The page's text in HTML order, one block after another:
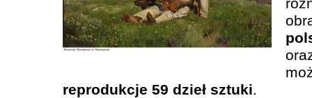
reprodukcje 59 dzieł sztuki.